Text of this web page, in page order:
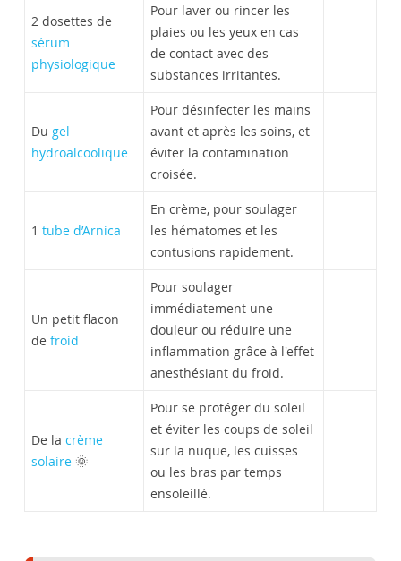
2 dosettes de
sérum
physiologique
Pour laver ou rincer les
plaies ou les yeux en cas
de contact avec des
substances irritantes.
Du gel
hydroalcoolique
Pour désinfecter les mains
avant et après les soins, et
éviter la contamination
croisée.
1tube d’Arnica
En crème, pour soulager
les hématomes et les
contusions rapidement.
Un petit flacon
defroid
Pour soulager
immédiatement une
douleur ou réduire une
inflammation grâce à l'effet
anesthésiant du froid.
De lacrème
solaire 🌞
Pour se protéger du soleil
et éviter les coups de soleil
sur la nuque, les cuisses
ou les bras par temps
ensoleillé.